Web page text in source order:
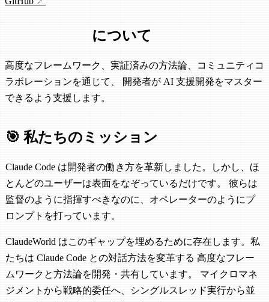
について
高度なフレームワーク、実証済みの方法論、コミュニティコ
ラボレーションを通じて、 開発者が AI 支援開発をマスター
できるよう支援します。
🎯 私たちのミッション
Claude Code は開発者の働き方を革新しました。しかし、ほ
とんどのユーザーは表面をなぞっているだけです。 彼らは
監督のように指揮すべきなのに、オペレーターのようにプ
ロンプトを打っています。
ClaudeWorld はこのギャップを埋めるために存在します。私
たちは Claude Code との対話方法を変革する 高度なフレー
ムワークと方法論を開発・共有しています。 マイクロマネ
ジメントから戦略的委任へ、シングルスレッド実行から並